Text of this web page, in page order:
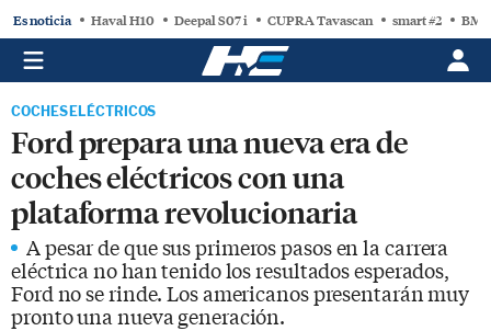
Es noticia Haval H10 Deepal S07 i CUPRA Tavascan smart #2
COCHES ELÉCTRICOS
Ford prepara una nueva era de
coches eléctricos con una
plataforma revolucionaria
A pesar de que sus primeros pasos en la carrera
eléctrica no han tenido los resultados esperados,
Ford no se rinde. Los americanos presentarán muy
pronto una nueva generación.